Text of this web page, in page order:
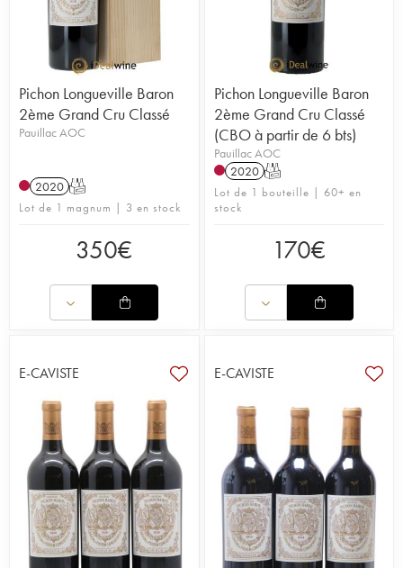
Pichon Longueville Baron
2ème Grand Cru Classé
Pauillac AOC
2020 T
Lot de 1 magnum | 3 en stock
350€
Pichon Longueville Baron
2ème Grand Cru Classé
(CBO à partir de 6 bts)
Pauillac AOC
2020 T
Lot de 1 bouteille | 60+ en
stock
170€
E-CAVISTE E-CAVISTE